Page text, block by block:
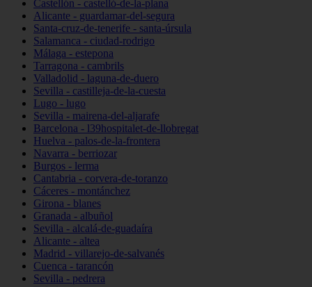
Castellón - castelló-de-la-plana
Alicante - guardamar-del-segura
Santa-cruz-de-tenerife - santa-úrsula
Salamanca - ciudad-rodrigo
Málaga - estepona
Tarragona - cambrils
Valladolid - laguna-de-duero
Sevilla - castilleja-de-la-cuesta
Lugo - lugo
Sevilla - mairena-del-aljarafe
Barcelona - l39hospitalet-de-llobregat
Huelva - palos-de-la-frontera
Navarra - berriozar
Burgos - lerma
Cantabria - corvera-de-toranzo
Cáceres - montánchez
Girona - blanes
Granada - albuñol
Sevilla - alcalá-de-guadaíra
Alicante - altea
Madrid - villarejo-de-salvanés
Cuenca - tarancón
Sevilla - pedrera